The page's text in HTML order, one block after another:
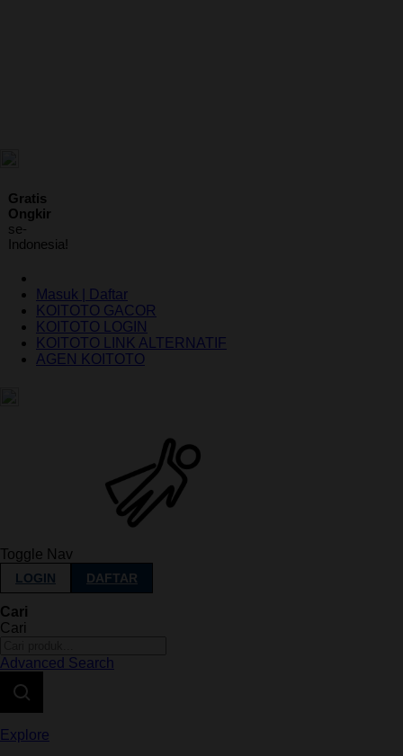
Gratis
Ongkir
se-
Indonesia!
Masuk | Daftar
KOITOTO GACOR
KOITOTO LOGIN
KOITOTO LINK ALTERNATIF
AGEN KOITOTO
Toggle Nav
LOGIN DAFTAR
Cari
Cari
Advanced Search
Explore